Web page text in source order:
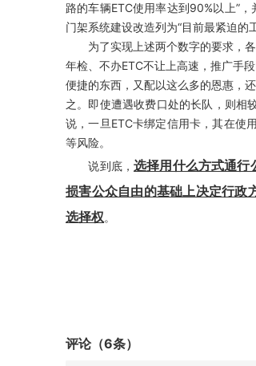
路的车辆ETC使用率达到90%以上”
门架系统建设改造列为“目前最紧迫的工
为了实现上述两个数字的要求，各
年检、不办ETC不让上高速，推广手
便捷的东西，又配以这么多的恩惠，
之。即使遭遇收费口处的长队，则相
说，一旦ETC卡绑定信用卡，其在使
等风险。
说到底， 选择用什么方式通行
损害公众自由的基础上决定行
选择权。
评论（6条）